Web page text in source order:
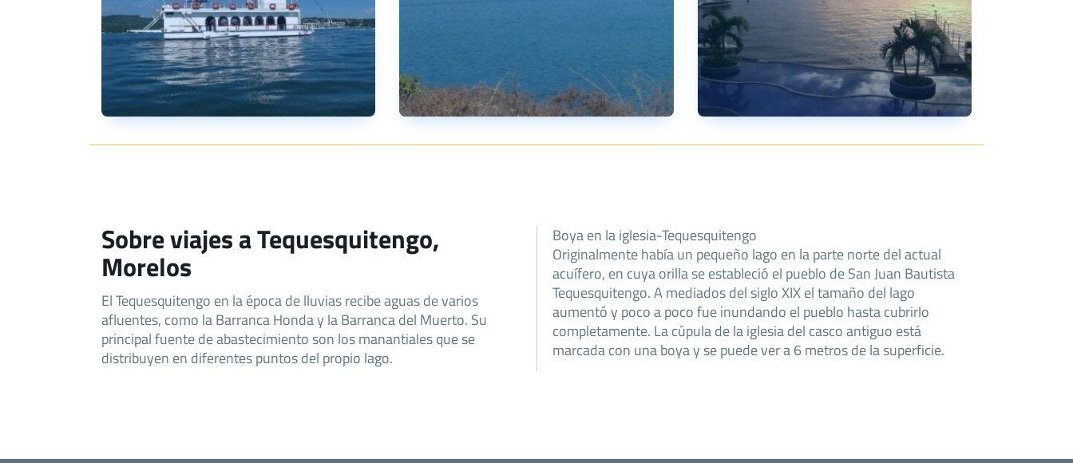
Sobre viajes a Tequesquitengo,
Morelos
El Tequesquitengo en la época de lluvias recibe aguas de varios
afluentes, como la Barranca Honda y la Barranca del Muerto. Su
principal fuente de abastecimiento son los manantiales que se
distribuyen en diferentes puntos del propio lago.
Boya en la iglesia-Tequesquitengo
Originalmente había un pequeño lago en la parte norte del actual
acuífero, en cuya orilla se estableció el pueblo de San Juan Bautista
Tequesquitengo. A mediados del siglo XIX el tamaño del lago
aumentó y poco a poco fue inundando el pueblo hasta cubrirlo
completamente. La cúpula de la iglesia del casco antiguo está
marcada con una boya y se puede ver a 6 metros de la superficie.